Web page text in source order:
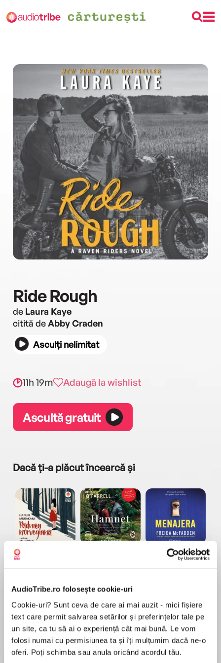
AudioTribe.ro folosește cookie-uri
Cookie-uri? Sunt ceva de care ai mai auzit - mici fișiere
text care permit salvarea setărilor și preferințelor tale pe
un site, ca tu să ai o experiență cât mai bună. Le vom
folosi numai cu permisiunea ta și îți mulțumim dacă ne-o
oferi. Poți schimba sau anula oricând acordul tău.
Ride Rough
de Laura Kaye
citită deAbby Craden
Asculți nelimitat
11h 19m Adaugă la wishlist
Ascultă gratuit
Dacă ți-a plăcut încearcă și
Pădurea norvegiană
Elita de Argint (Elita
de...
Dani Francis
Diavolul se îmbracă de
la...
Lauren Weisberger
Menajera
Freida McFadden
Migdală
Sohn Won-pyung